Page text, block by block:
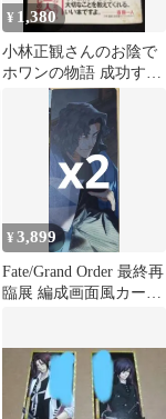
¥ 1,380
小林正観さんのお陰で
ホワンの物語 成功する
ための50の秘密斎藤一
人さんイチ押し
¥3,899
Fate/Grand Order 最終再
臨展 編成画面風カード